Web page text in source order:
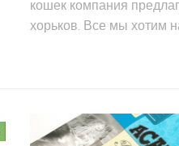
кошек компания
хорьков. Все мы хотим